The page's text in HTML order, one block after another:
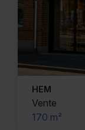
HEM
Vente
170 m²